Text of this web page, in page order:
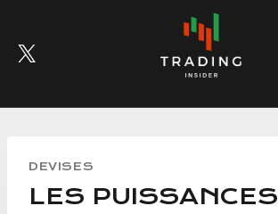
content
DEVISES
LES PUISSANCES